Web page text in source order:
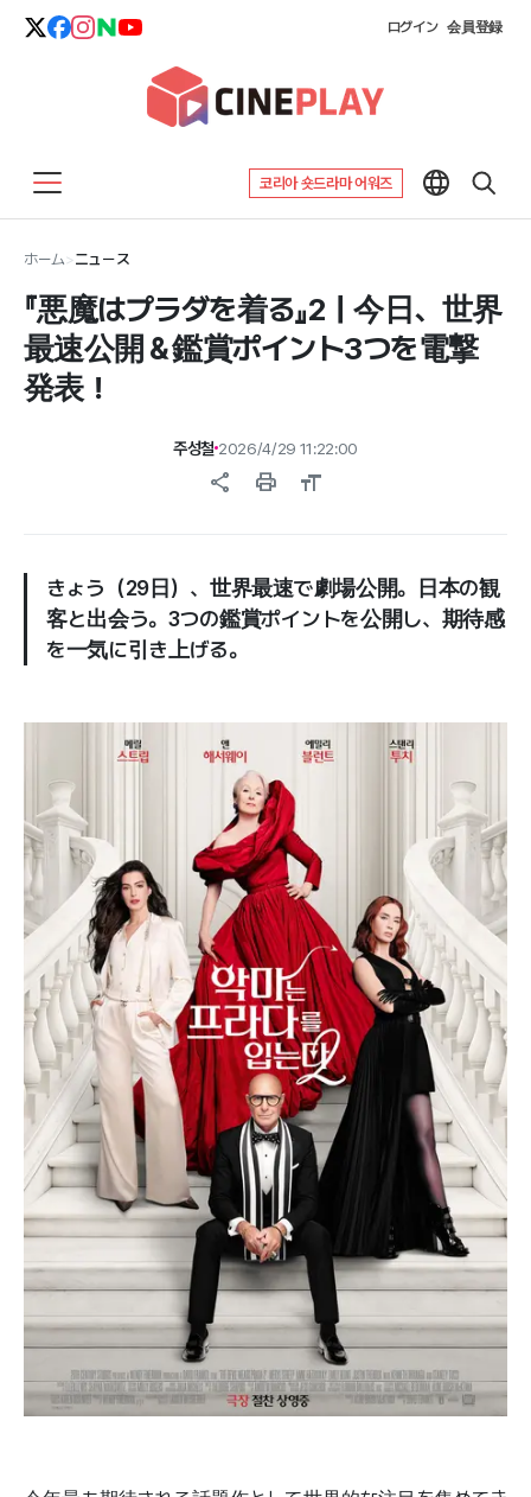
ログイン 会員登録
코리아 숏드라마 어워즈
ホーム>ニュース
『悪魔はプラダを着る』2｜今日、世界
最速公開＆鑑賞ポイント3つを電撃
発表！
주성철 2026/4/29 11:22:00
share print format_size
きょう（29日）、世界最速で劇場公開。日本の観
客と出会う。3つの鑑賞ポイントを公開し、期待感
を一気に引き上げる。